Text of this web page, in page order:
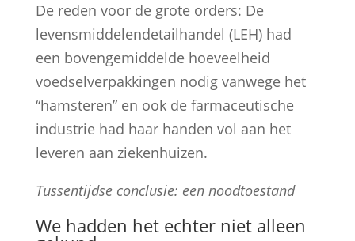
De reden voor de grote orders: De
levensmiddelendetailhandel (LEH) had
een bovengemiddelde hoeveelheid
voedselverpakkingen nodig vanwege het
“hamsteren” en ook de farmaceutische
industrie had haar handen vol aan het
leveren aan ziekenhuizen.
Tussentijdse conclusie: een noodtoestand
We hadden het echter niet alleen